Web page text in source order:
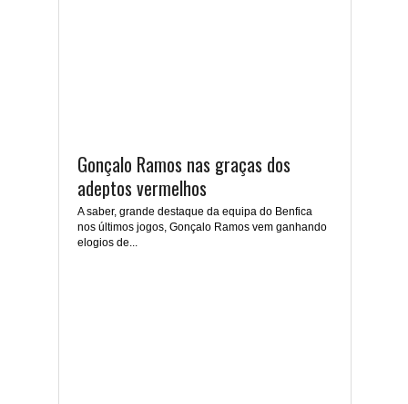
Gonçalo Ramos nas graças dos
adeptos vermelhos
A saber, grande destaque da equipa do Benfica
nos últimos jogos, Gonçalo Ramos vem ganhando
elogios de...